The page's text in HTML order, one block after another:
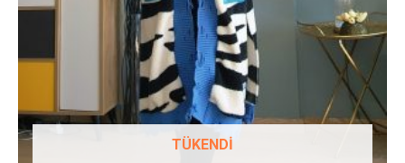
TÜKENDI
ürün
sayfasından
seçilebilir